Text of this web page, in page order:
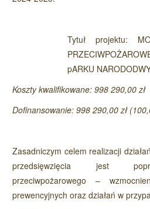
Tytuł projektu:
pARKU
Koszty kwalifikowane: 998 290,00 zł
Dofinansowanie: 998 290,00 zł
Zasadniczym celem realizacji
przedsięwzięcia jest
przeciwpożarowego –
prewencyjnych oraz działań w